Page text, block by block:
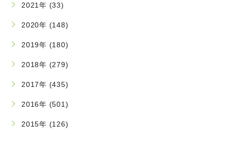
2021年 (33)
2020年 (148)
2019年 (180)
2018年 (279)
2017年 (435)
2016年 (501)
2015年 (126)